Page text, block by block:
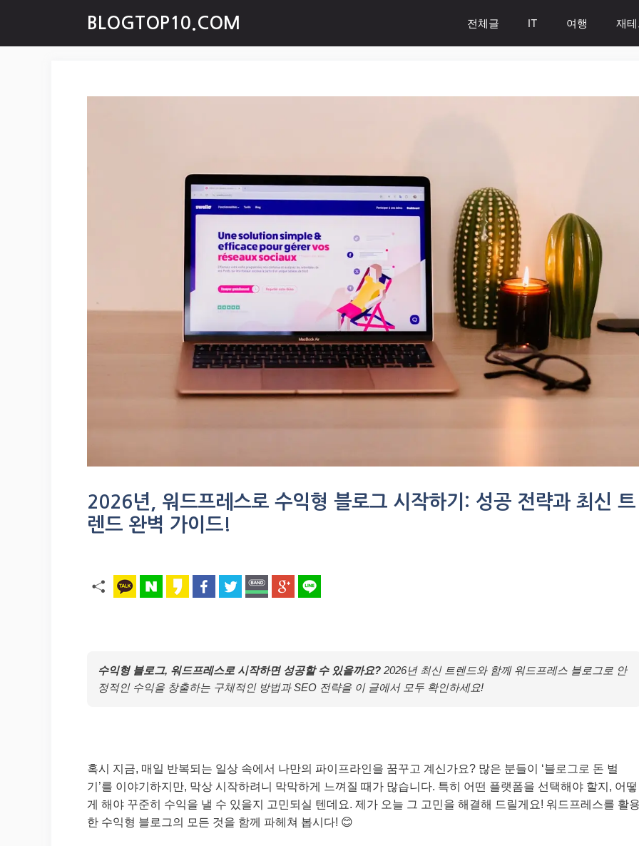
content
BLOGTOP10.COM 전체글 IT 여행 재
2026년, 워드프레스로 수익형 블로그 시작하기: 성공 전략과 최신 트
렌드 완벽 가이드!
수익형 블로그, 워드프레스로 시작하면 성공할 수 있을까요? 2026년 최신 트렌드와 함께 워드프레스 블로그로 안
정적인 수익을 창출하는 구체적인 방법과 SEO 전략을 이 글에서 모두 확인하세요!
혹시 지금, 매일 반복되는 일상 속에서 나만의 파이프라인을 꿈꾸고 계신가요? 많은 분들이 ‘블로그로 돈 벌
기’를 이야기하지만, 막상 시작하려니 막막하게 느껴질 때가 많습니다. 특히 어떤 플랫폼을 선택해야 할지, 어떻
게 해야 꾸준히 수익을 낼 수 있을지 고민되실 텐데요. 제가 오늘 그 고민을 해결해 드릴게요! 워드프레스를 활
한 수익형 블로그의 모든 것을 함께 파헤쳐 봅시다! 😊